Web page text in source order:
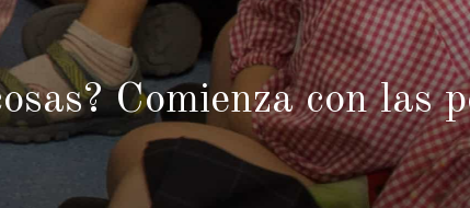
Comienza con las